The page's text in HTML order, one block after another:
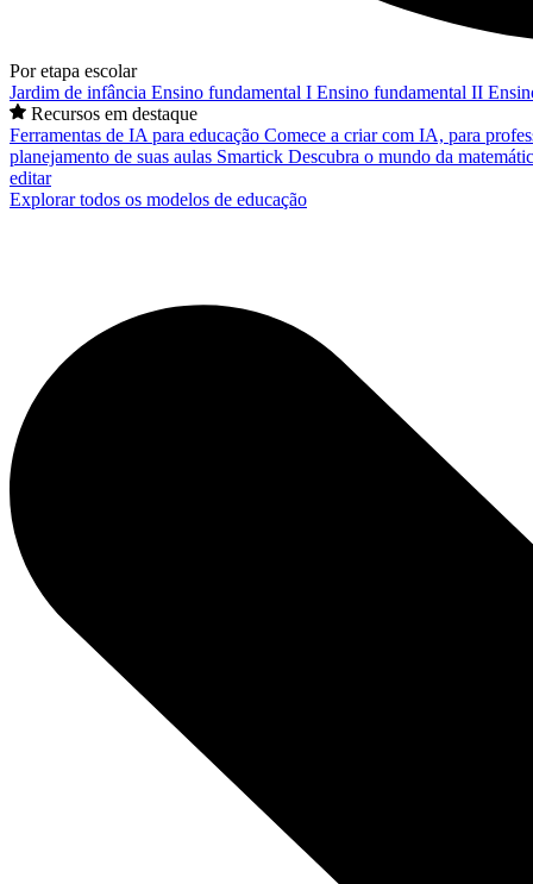
Por etapa escolar
Jardim de infância Ensino fundamental I Ensino fundamental II
Recursos em destaque
Ferramentas de IA para educação Comece a criar com IA, para
planejamento de suas aulas Smartick Descubra o mundo da
editar
Explorar todos os modelos de educação